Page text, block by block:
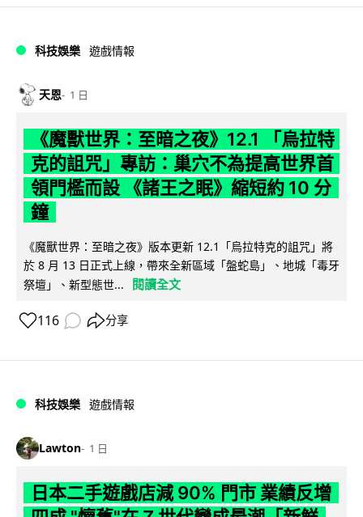
科技娛樂 遊戲情報
天恩 1 日
《魔獸世界：至暗之夜》12.1 「烏拉特
克的詛咒」專訪：巢穴不為提高世界首
領門檻而設 《諸王之眠》縮短約 10 分
鐘
《魔獸世界：至暗之夜》版本更新 12.1「烏拉特克的詛咒」將
於 8 月 13 日正式上線，帶來全新區域「盤蛇島」、地城「毒牙
祭壇」、新型態世...
閱讀全文
116 分享
科技娛樂 遊戲情報
Lawton 1 日
日本二手遊戲店減 90% 門市 業績反增